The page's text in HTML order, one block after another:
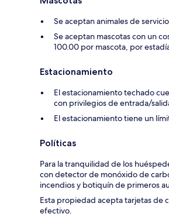
Se aceptan animales de
Se aceptan mascotas con un
100.00 por mascota, por
Estacionamiento
El estacionamiento techado
con privilegios de entrada/
El estacionamiento tiene un
Políticas
Para la tranquilidad de los
con detector de monóxido de
incendios y botiquín de primeros
Esta propiedad acepta tarjetas de
efectivo.